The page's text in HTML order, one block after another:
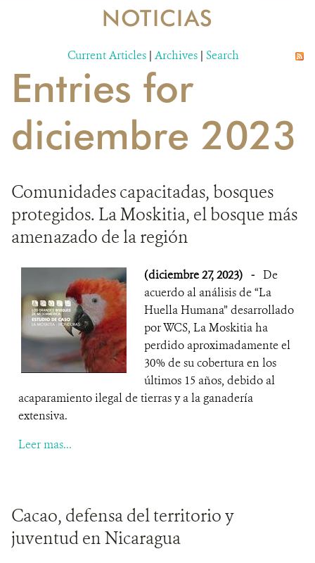
RESOURCES
NOTICIAS
CONTACTO
DONA
NOTICIAS
Current Articles | Archives | Search
Entries for
diciembre 2023
Comunidades capacitadas, bosques
protegidos. La Moskitia, el bosque más
amenazado de la región
(diciembre 27, 2023) - De
acuerdo al análisis de “La
Huella Humana” desarrollado
por WCS, La Moskitia ha
perdido aproximadamente el
30% de su cobertura en los
últimos 15 años, debido al
acaparamiento ilegal de tierras y a la ganadería
extensiva.
Leer mas...
Cacao, defensa del territorio y
juventud en Nicaragua